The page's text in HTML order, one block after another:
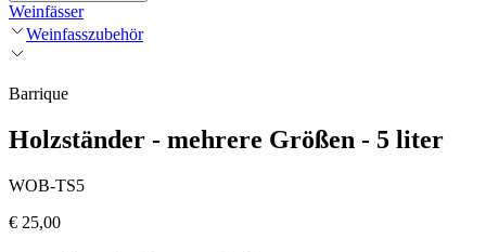
Weinfässer
Weinfasszubehör
Barrique
Holzständer - mehrere Größen - 5 liter
WOB-TS5
€ 25,00